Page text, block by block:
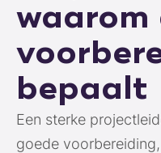
waarom
bepaalt
Een sterke
goede